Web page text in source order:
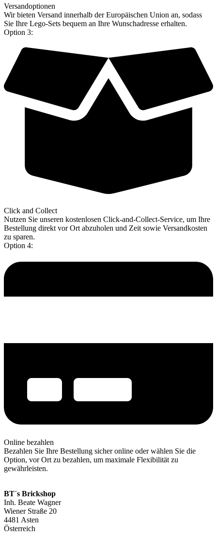
Versandoptionen
Wir bieten Versand innerhalb der Europäischen Union an, sodass
Sie Ihre Lego-Sets bequem an Ihre Wunschadresse erhalten.
Option 3:
Click and Collect
Nutzen Sie unseren kostenlosen Click-and-Collect-Service, um Ihre
Bestellung direkt vor Ort abzuholen und Zeit sowie Versandkosten
zu sparen.
Option 4:
Online bezahlen
Bezahlen Sie Ihre Bestellung sicher online oder wählen Sie die
Option, vor Ort zu bezahlen, um maximale Flexibilität zu
gewährleisten.
BT´s Brickshop​
Inh. Beate Wagner
Wiener Straße 20
4481 Asten
Österreich